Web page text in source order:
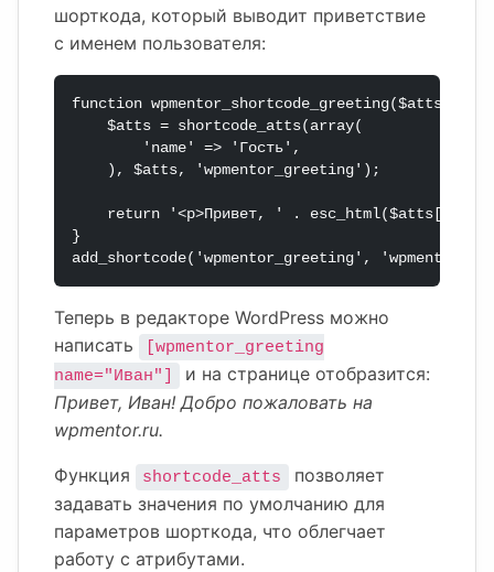
шорткода, который выводит приветствие
с именем пользователя:
function wpmentor_shortcode_greeting($atts) {
    $atts = shortcode_atts(array(
        'name' => 'Гость',
    ), $atts, 'wpmentor_greeting');
return '<p>Привет, ' .
}
add_shortcode('wpmentor_greeting',
Теперь в редакторе WordPress можно
написать
[wpmentor_greeting
name="Иван"]
и на странице отобразится:
Привет, Иван! Добро пожаловать на
wpmentor.ru.
Функция shortcode_atts
позволяет
задавать значения по умолчанию для
параметров шорткода, что облегчает
работу с атрибутами.